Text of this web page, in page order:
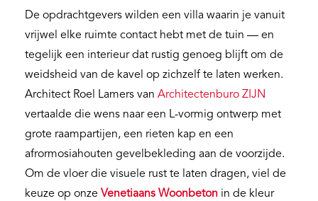
De opdrachtgevers wilden een villa waarin je vanuit
vrijwel elke ruimte contact hebt met de tuin — en
tegelijk een interieur dat rustig genoeg blijft om de
weidsheid van de kavel op zichzelf te laten werken.
Architect Roel Lamers vanArchitectenburo ZIJN
vertaalde die wens naar een L-vormig ontwerp met
grote raampartijen, een rieten kap en een
afrormosiahouten gevelbekleding aan de voorzijde.
Om de vloer die visuele rust te laten dragen, viel de
keuze op onze Venetiaans Woonbeton in de kleur